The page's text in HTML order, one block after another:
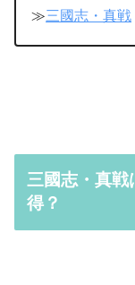
≫三國志・真戦
三國志・真戦
得？